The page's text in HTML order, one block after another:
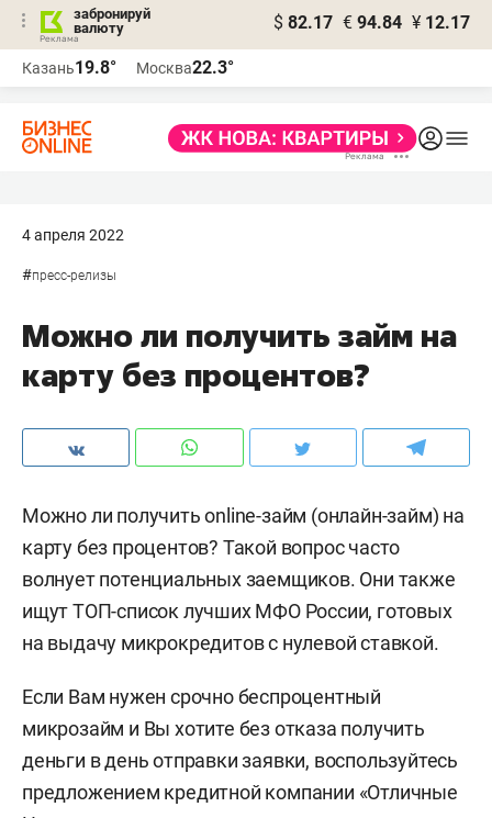
забронируй
валюту
$ 82.17 € 94.84 ¥ 12.17
Казань19.8° Москва22.3°
4 апреля 2022
#пресс-релизы
Можно ли получить займ на
карту без процентов?
Можно ли получить online-займ (онлайн-займ) на
карту без процентов? Такой вопрос часто
волнует потенциальных заемщиков. Они также
ищут ТОП-список лучших МФО России, готовых
на выдачу микрокредитов с нулевой ставкой.
Если Вам нужен срочно беспроцентный
микрозайм и Вы хотите без отказа получить
деньги в день отправки заявки, воспользуйтесь
предложением кредитной компании «Отличные